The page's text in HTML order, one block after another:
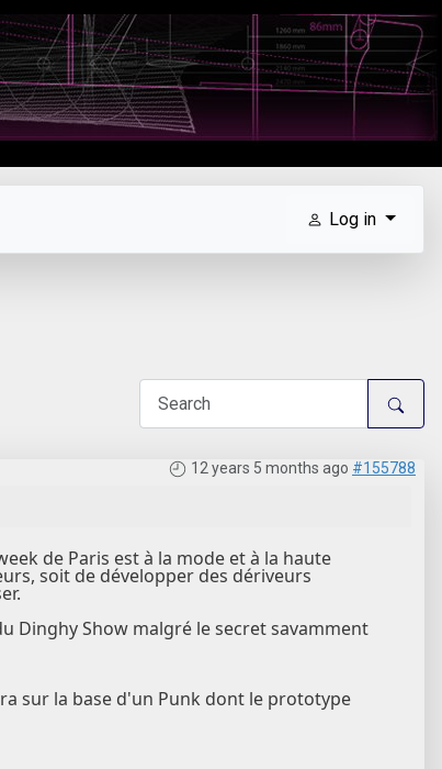
Log in
12 years 5 months ago #155788
de Paris est à la mode et à la haute
soit de développer des dériveurs
Dinghy Show malgré le secret savamment
sur la base d'un Punk dont le prototype